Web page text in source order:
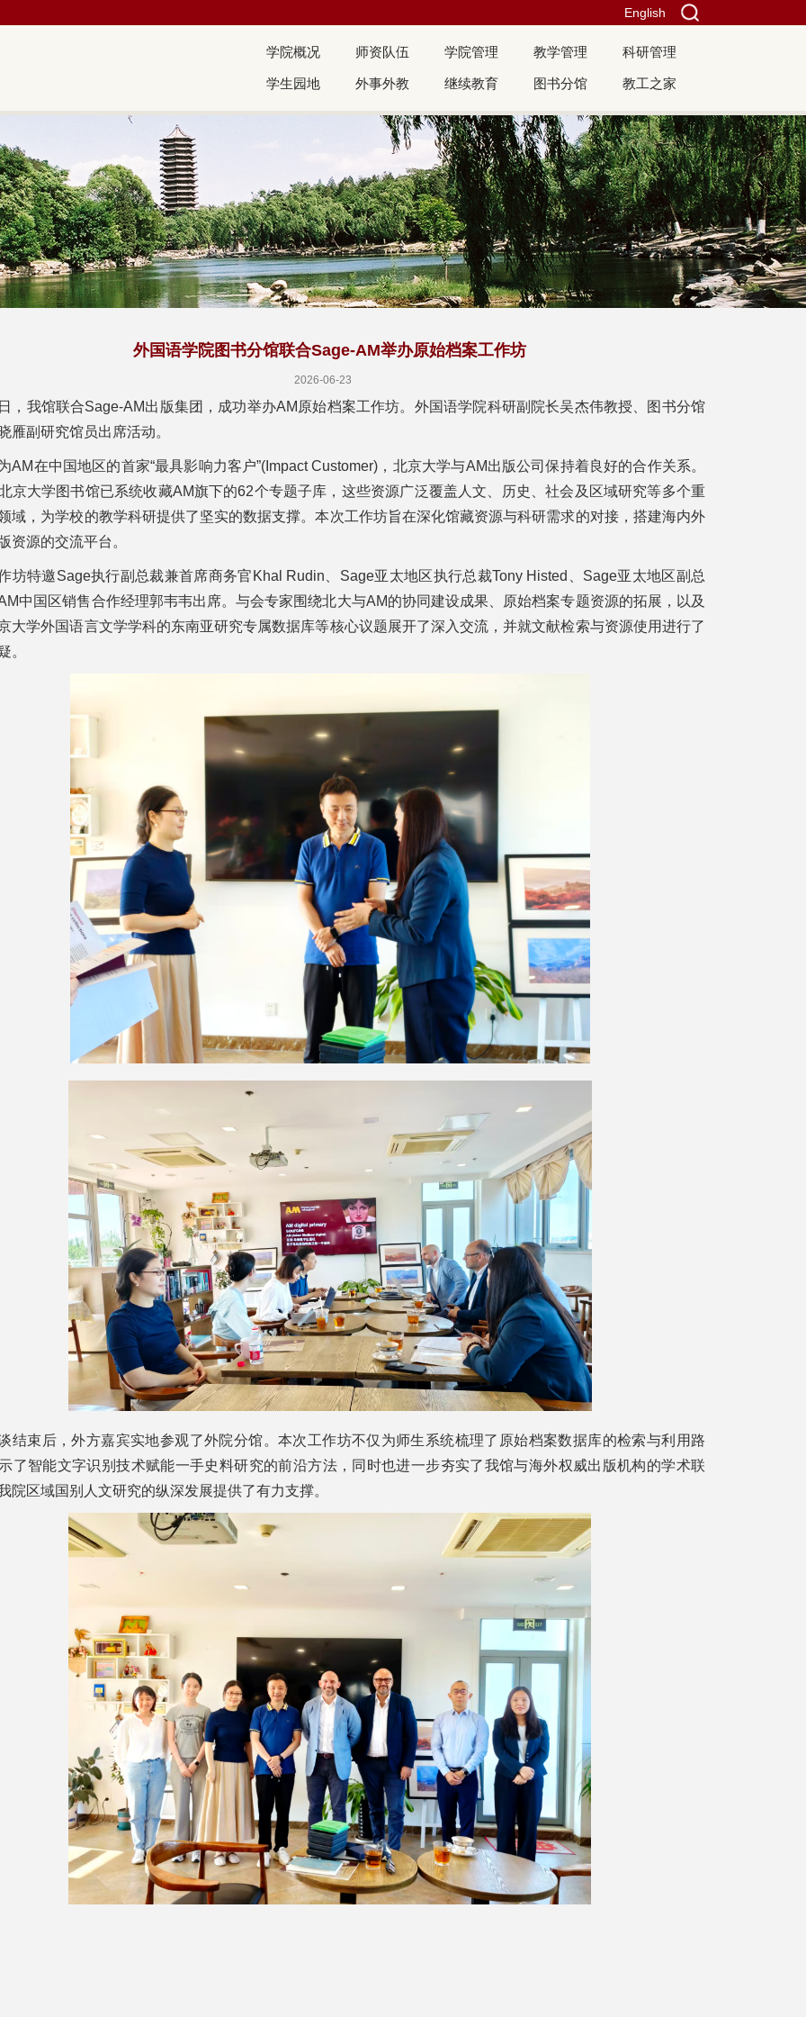
English
学院概况 师资队伍 学院管理 教学管理 科研管理
学生园地 外事外教 继续教育 图书分馆 教工之家
外国语学院图书分馆联合Sage-AM举办原始档案工作坊
2026-06-23
，我馆联合Sage-AM出版集团，成功举办AM原始档案工作坊。外国语学院科研副院长吴杰伟教授、图书分馆
雁副研究馆员出席活动。
AM在中国地区的首家“最具影响力客户”(Impact Customer)，北京大学与AM出版公司保持着良好的合作关系。
京大学图书馆已系统收藏AM旗下的62个专题子库，这些资源广泛覆盖人文、历史、社会及区域研究等多个重
域，为学校的教学科研提供了坚实的数据支撑。本次工作坊旨在深化馆藏资源与科研需求的对接，搭建海内外
资源的交流平台。
坊特邀Sage执行副总裁兼首席商务官Khal Rudin、Sage亚太地区执行总裁Tony Histed、Sage亚太地区副总
中国区销售合作经理郭韦韦出席。与会专家围绕北大与AM的协同建设成果、原始档案专题资源的拓展，以及
大学外国语言文学学科的东南亚研究专属数据库等核心议题展开了深入交流，并就文献检索与资源使用进行了
。
结束后，外方嘉宾实地参观了外院分馆。本次工作坊不仅为师生系统梳理了原始档案数据库的检索与利用路
了智能文字识别技术赋能一手史料研究的前沿方法，同时也进一步夯实了我馆与海外权威出版机构的学术联
院区域国别人文研究的纵深发展提供了有力支撑。